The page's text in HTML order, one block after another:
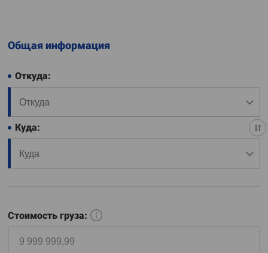
Общая информация
Откуда:
Куда:
Стоимость груза: